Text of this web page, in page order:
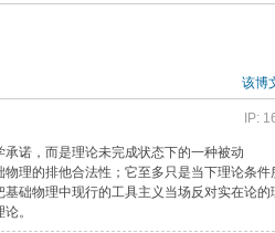
该博
IP:
诺，而是理论未完成状态下的一种被动
理的排他合法性；它至多只是当下理论条
础物理中现行的工具主义当场反对实在论
。